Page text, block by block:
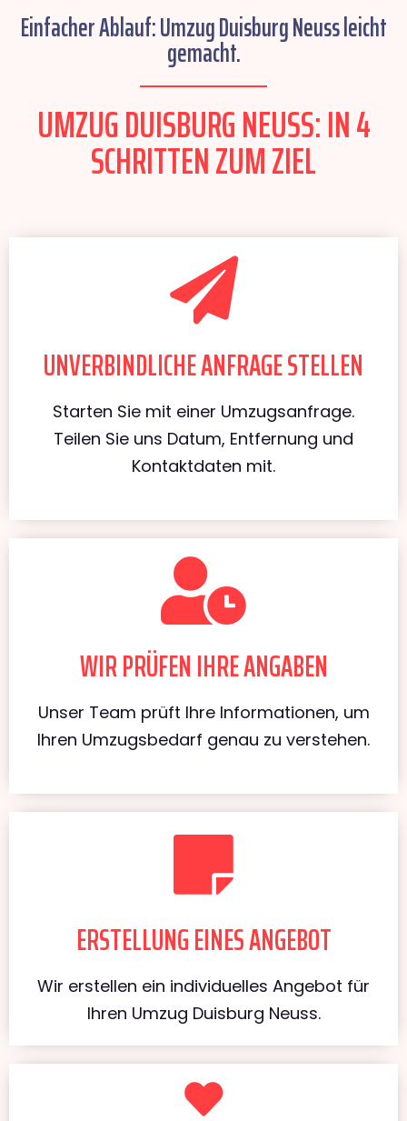
Einfacher Ablauf: Umzug Duisburg Neuss leicht
gemacht.
UMZUG DUISBURG NEUSS: IN 4
SCHRITTEN ZUM ZIEL
UNVERBINDLICHE ANFRAGE STELLEN
Starten Sie mit einer Umzugsanfrage.
Teilen Sie uns Datum, Entfernung und
Kontaktdaten mit.
WIR PRÜFEN IHRE ANGABEN
Unser Team prüft Ihre Informationen, um
Ihren Umzugsbedarf genau zu verstehen.
ERSTELLUNG EINES ANGEBOT
Wir erstellen ein individuelles Angebot für
Ihren Umzug Duisburg Neuss.